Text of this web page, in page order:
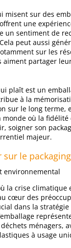
misent sur des
une
un sentiment de
peut aussi
sur les
aiment partager
plaît est un
à la
sur le long terme,
monde où la
soigner son
majeur.
sur le
environnemental
la crise climatique
cœur des
dans la
ménagers,
à usage